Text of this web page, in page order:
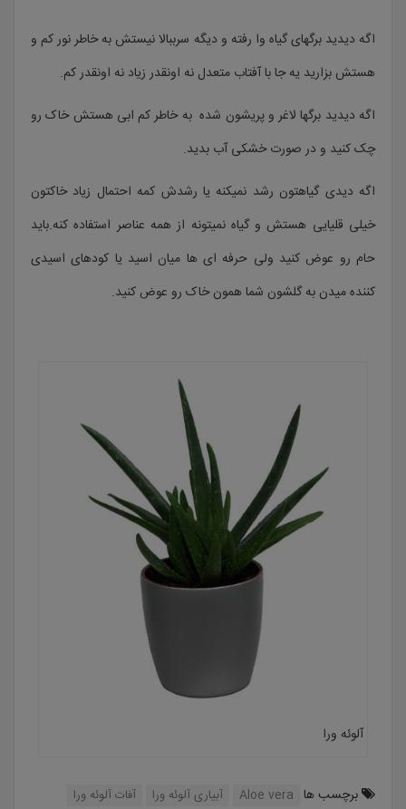
اگه دیدید برگهای گیاه وا رفته و دیگه سرببالا نیستش به خاطر نور کم و
هستش بزارید یه جا با آفتاب متعدل نه اونقدر زیاد نه اونقدر کم.
اگه دیدید برگها لاغر و پریشون شده به خاطر کم ابی هستش خاک رو
چک کنید و در صورت خشکی آب بدید.
اگه دیدی گیاهتون رشد نمیکنه یا رشدش کمه احتمال زیاد خاکتون
خیلی قلیایی هستش و گیاه نمیتونه از همه عناصر استفاده کنه.باید
حام رو عوض کنید ولی حرفه ای ها میان اسید یا کودهای اسیدی
کننده میدن به گلشون شما همون خاک رو عوض کنید.
آلوئه ورا
برچسب ها Aloe vera آبیاری آلوئه ورا
آفات آلوئه ورا